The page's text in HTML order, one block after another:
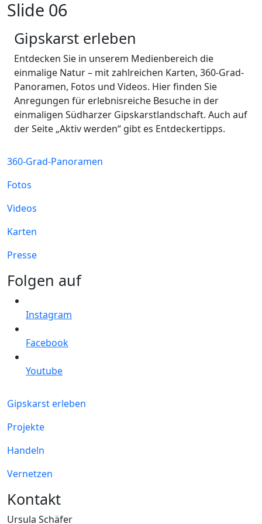
Slide 06
Gipskarst erleben
Entdecken Sie in unserem Medienbereich die
einmalige Natur – mit zahlreichen Karten, 360-Grad-
Panoramen, Fotos und Videos. Hier finden Sie
Anregungen für erlebnisreiche Besuche in der
einmaligen Südharzer Gipskarstlandschaft. Auch auf
der Seite „Aktiv werden“ gibt es Entdeckertipps.
360-Grad-Panoramen
Fotos
Videos
Karten
Presse
Folgen auf
Instagram
Facebook
Youtube
Gipskarst erleben
Projekte
Handeln
Vernetzen
Kontakt
Ursula Schäfer